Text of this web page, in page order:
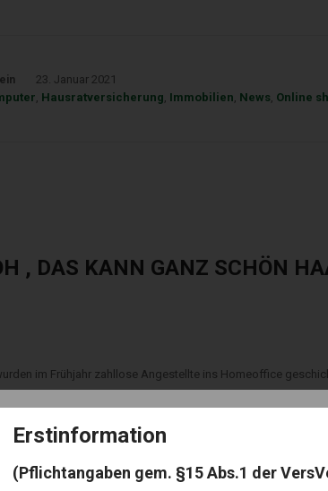
23. Januar 2021
, Hausratversicherung, Immobilien, News, Online
, DAS KANN GANZ SCHÖN
im Frühjahr zahllose Angestellte ins Homeoffice
auch zwischen den Pandemiewellen, zumindest
MIT DEM NEUERLICHEN
Erstinformation
(Pflichtangaben gem. §15 Abs.1 der